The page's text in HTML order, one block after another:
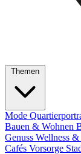
Themen
Mode
Bauen & Wohnen
Genuss Wellness
Cafés Vorsorge